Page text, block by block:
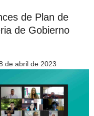
de Plan de
de Gobierno
de abril de 2023